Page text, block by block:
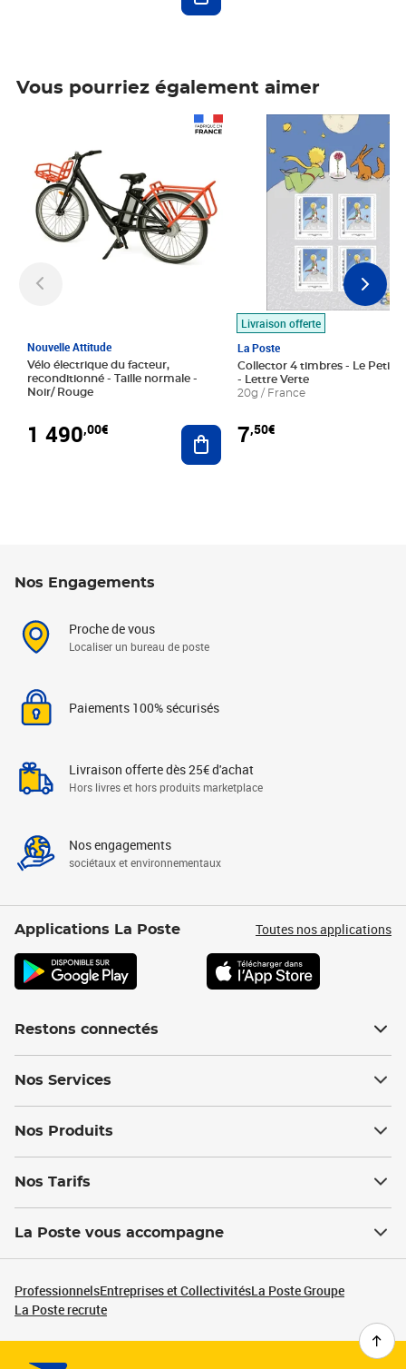
Vous pourriez également aimer
Nouvelle Attitude
Vélo électrique du facteur,
reconditionné - Taille normale -
Noir/ Rouge
1 490,00€ Ajouter au panier
Livraison offerte
La Poste
Collector 4 timbres - Le Petit
- Lettre Verte
20g / France
7,50€
Prix 7,50€
Nos Engagements
Proche de vous
Localiser un bureau de poste
Paiements 100% sécurisés
Livraison offerte dès 25€ d'achat
Hors livres et hors produits marketplace
Nos engagements
sociétaux et environnementaux
Applications La Poste Toutes nos applications
Restons connectés
Nos Services
Nos Produits
Nos Tarifs
La Poste vous accompagne
ProfessionnelsEntreprises et CollectivitésLa Poste Groupe
La Poste recrute